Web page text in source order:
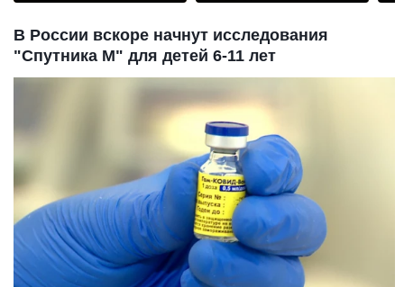
В России вскоре начнут исследования
"Спутника М" для детей 6-11 лет